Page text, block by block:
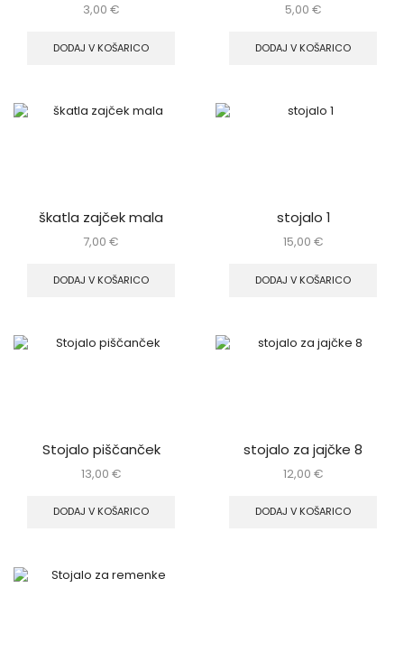
3,00 €
DODAJ V KOŠARICO
5,00 €
DODAJ V KOŠARICO
škatla zajček mala
7,00 €
DODAJ V KOŠARICO
stojalo 1
15,00 €
DODAJ V KOŠARICO
Stojalo piščanček
13,00 €
DODAJ V KOŠARICO
stojalo za jajčke 8
12,00 €
DODAJ V KOŠARICO